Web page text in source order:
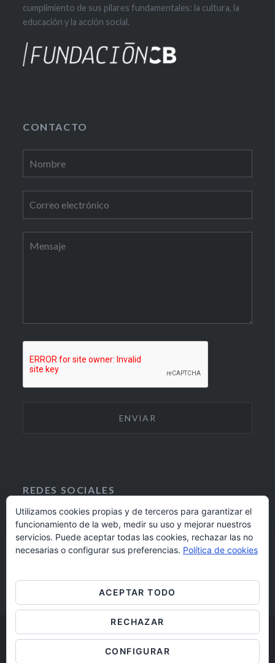
cumplimiento de sus pilares fundamentales: la cultura, la
educación y la acción social.
CONTACTO
REDES SOCIALES
I
N
S
A
R
M
F
A
C
B
O
924 17 16 20
Barrio Alto Badajoz © 2019
Aviso legal / Cookies
Utilizamos cookies propias y de terceros para garantizar el
funcionamiento de la web, medir su uso y mejorar nuestros
servicios. Puede aceptar todas las cookies, rechazar las no
necesarias o configurar sus preferencias. Política de cookies
ACEPTAR TODO
RECHAZAR
CONFIGURAR